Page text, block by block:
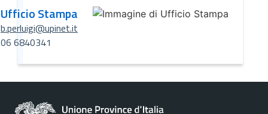
Ufficio Stampa
b.perluigi@upinet.it
06 6840341